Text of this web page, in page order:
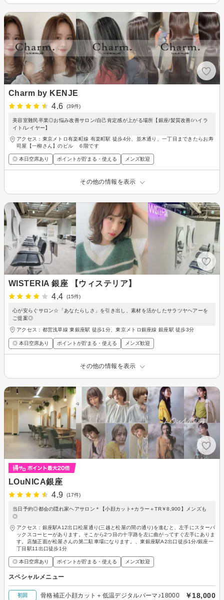
Charm by KENJE
4.6
(39件)
美容室難民卒業◎お悩み改善サロン/自己肯定感が上がる場所【銀座/髪質改善/ハイラ
イト/レイヤー】
アクセス：東京メトロ有楽町線 有楽町駅 徒歩4分、並木通り、一丁目まできたらお寿
司屋【一柳さん】のビル ６階です
◎ 本日空席あり ポイントが貯まる・使える メンズ歓迎
その他の情報を表示
WISTERIA 銀座 【ウィステリア】
4.4
(15件)
心が安らぐサロン☆「あなたらしさ」を引き出し、素材を活かしたサラツヤヘアーを
ご提案◎
アクセス：都営浅草線 東銀座駅 徒歩1分、東京メトロ銀座線 銀座駅 徒歩3分
◎ 本日空席あり ポイントが貯まる・使える メンズ歓迎
その他の情報を表示
LOuNICA銀座
4.9
(17件)
当日予約◎都会の隠れ家ヘアサロン＊【小顔カット+カラー＋TR￥8,900】メンズも
◎
アクセス：銀座駅A12出口松屋通り(三越と松屋の間の通り)を進むと、左手にスターバ
ックスコーヒーがあります。そこから2つ目の十字路を左に曲がってすぐ左手にありま
す。店舗正面が松屋さんの第二駐車場になります。、東銀座駅A2出口徒歩1分/銀座一
丁目駅11出口徒歩1分
◎ 本日空席あり ポイントが貯まる・使える メンズ歓迎
スペシャルメニュー
初回 骨格補正小顔カット＋低温デジタルパーマ♪18000 ￥18,000